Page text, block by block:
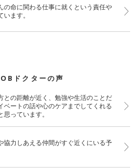
の命に関わる仕事に就くという責任や
ます。
OBドクターの声
との距離が近く、勉強や生活のことだ
ベートの話や心のケアまでしてくれる
っています。
協力しあえる仲間がすぐ近くにいる予